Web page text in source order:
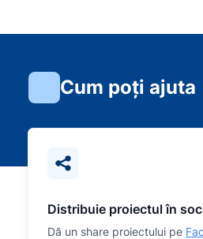
Cum poți ajuta
Distribuie proiectul în
Dă un share proiectului pe